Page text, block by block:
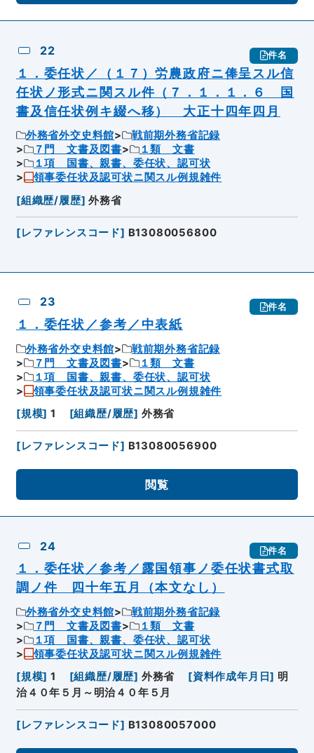
22 件名
１．委任状／（１７）労農政府ニ俸呈スル信
任状ノ形式ニ関スル件（７．１．１．６ 国
書及信任状例キ綴へ移） 大正十四年四月
外務省外交史料館
戦前期外務省記録
７門 文書及図書
１類 文書
１項 国書、親書、委任状、認可状
領事委任状及認可状ニ関スル例規雑件
[組織歴/履歴] 外務省
[レファレンスコード] B13080056800
23 件名
１．委任状／参考／中表紙
外務省外交史料館
戦前期外務省記録
７門 文書及図書
１類 文書
１項 国書、親書、委任状、認可状
領事委任状及認可状ニ関スル例規雑件
[規模] 1 [組織歴/履歴] 外務省
[レファレンスコード] B13080056900
閲覧
24 件名
１．委任状／参考／露国領事ノ委任状書式取
調ノ件 四十年五月（本文なし）
外務省外交史料館
戦前期外務省記録
７門 文書及図書
１類 文書
１項 国書、親書、委任状、認可状
領事委任状及認可状ニ関スル例規雑件
[規模] 1 [組織歴/履歴] 外務省 [資料作成年月日] 明
治４０年５月～明治４０年５月
[レファレンスコード] B13080057000